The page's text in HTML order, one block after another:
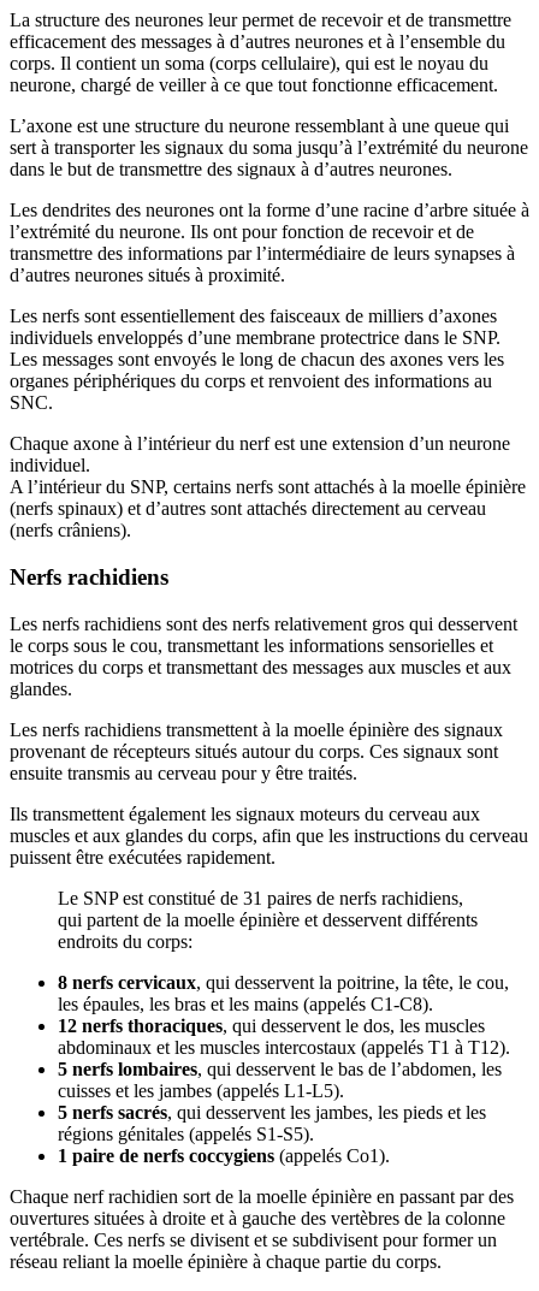
La structure des neurones leur permet de recevoir et de transmettre
efficacement des messages à d’autres neurones et à l’ensemble du
corps. Il contient un soma (corps cellulaire), qui est le noyau du
neurone, chargé de veiller à ce que tout fonctionne efficacement.
L’axone est une structure du neurone ressemblant à une queue qui
sert à transporter les signaux du soma jusqu’à l’extrémité du neurone
dans le but de transmettre des signaux à d’autres neurones.
Les dendrites des neurones ont la forme d’une racine d’arbre située à
l’extrémité du neurone. Ils ont pour fonction de recevoir et de
transmettre des informations par l’intermédiaire de leurs synapses à
d’autres neurones situés à proximité.
Les nerfs sont essentiellement des faisceaux de milliers d’axones
individuels enveloppés d’une membrane protectrice dans le SNP.
Les messages sont envoyés le long de chacun des axones vers les
organes périphériques du corps et renvoient des informations au
SNC.
Chaque axone à l’intérieur du nerf est une extension d’un neurone
individuel.
A l’intérieur du SNP, certains nerfs sont attachés à la moelle épinière
(nerfs spinaux) et d’autres sont attachés directement au cerveau
(nerfs crâniens).
Nerfs rachidiens
Les nerfs rachidiens sont des nerfs relativement gros qui desservent
le corps sous le cou, transmettant les informations sensorielles et
motrices du corps et transmettant des messages aux muscles et aux
glandes.
Les nerfs rachidiens transmettent à la moelle épinière des signaux
provenant de récepteurs situés autour du corps. Ces signaux sont
ensuite transmis au cerveau pour y être traités.
Ils transmettent également les signaux moteurs du cerveau aux
muscles et aux glandes du corps, afin que les instructions du cerveau
puissent être exécutées rapidement.
Le SNP est constitué de 31 paires de nerfs rachidiens,
qui partent de la moelle épinière et desservent différents
endroits du corps:
8 nerfs cervicaux, qui desservent la poitrine, la tête, le cou,
les épaules, les bras et les mains (appelés C1-C8).
12 nerfs thoraciques, qui desservent le dos, les muscles
abdominaux et les muscles intercostaux (appelés T1 à T12).
5 nerfs lombaires, qui desservent le bas de l’abdomen, les
cuisses et les jambes (appelés L1-L5).
5 nerfs sacrés, qui desservent les jambes, les pieds et les
régions génitales (appelés S1-S5).
1 paire de nerfs coccygiens (appelés Co1).
Chaque nerf rachidien sort de la moelle épinière en passant par des
ouvertures situées à droite et à gauche des vertèbres de la colonne
vertébrale. Ces nerfs se divisent et se subdivisent pour former un
réseau reliant la moelle épinière à chaque partie du corps.